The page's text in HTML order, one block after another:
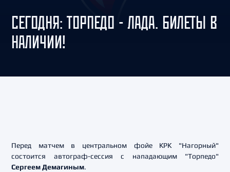
СЕГОДНЯ: ТОРПЕДО - ЛАДА. БИЛЕТЫ В
НАЛИЧИИ!
Перед матчем в центральном фойе КРК "Нагорный"
состоится автограф-сессия с нападающим "Торпедо"
Сергеем Демагиным.